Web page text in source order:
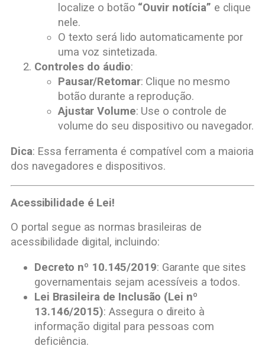
localize o botão “Ouvir notícia” e clique
nele.
O texto será lido automaticamente por
uma voz sintetizada.
Controles do áudio:
Pausar/Retomar: Clique no mesmo
botão durante a reprodução.
Ajustar Volume: Use o controle de
volume do seu dispositivo ou navegador.
Dica: Essa ferramenta é compatível com a maioria
dos navegadores e dispositivos.
Acessibilidade é Lei!
O portal segue as normas brasileiras de
acessibilidade digital, incluindo:
Decreto nº 10.145/2019: Garante que sites
governamentais sejam acessíveis a todos.
Lei Brasileira de Inclusão (Lei nº
13.146/2015): Assegura o direito à
informação digital para pessoas com
deficiência.